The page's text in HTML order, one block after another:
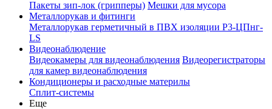
Пакеты зип-лок (грипперы) Мешки для мусора
Металлорукав и фитинги
Металлорукав герметичный в ПВХ изоляции Р3-ЦПнг-
LS
Видеонаблюдение
Видеокамеры для видеонаблюдения Видеорегистраторы
для камер видеонаблюдения
Кондиционеры и расходные материлы
Сплит-системы
Еще